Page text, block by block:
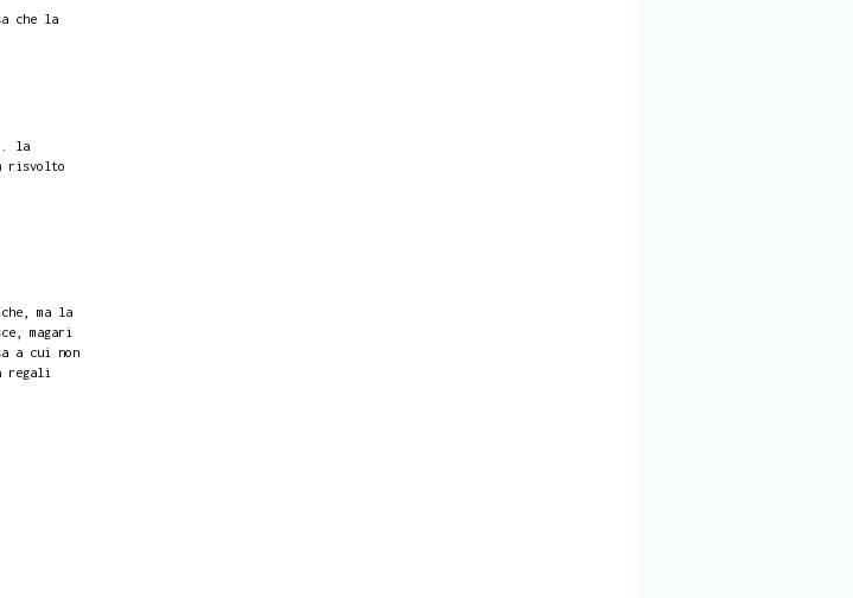
che la
la
risvolto
ma la
magari
a cui non
regali